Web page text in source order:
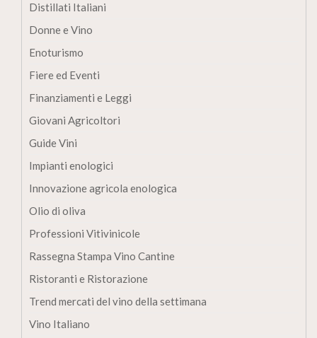
Distillati Italiani
Donne e Vino
Enoturismo
Fiere ed Eventi
Finanziamenti e Leggi
Giovani Agricoltori
Guide Vini
Impianti enologici
Innovazione agricola enologica
Olio di oliva
Professioni Vitivinicole
Rassegna Stampa Vino Cantine
Ristoranti e Ristorazione
Trend mercati del vino della settimana
Vino Italiano